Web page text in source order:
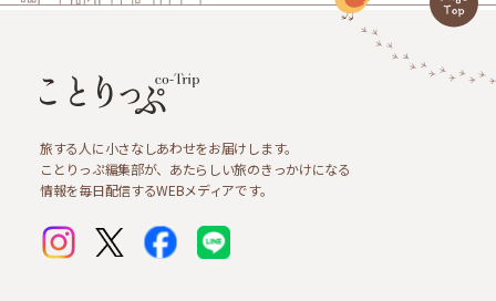
旅する人に小さなしあわせをお届けします。
ことりっぷ編集部が、あたらしい旅のきっかけになる
情報を毎日配信するWEBメディアです。